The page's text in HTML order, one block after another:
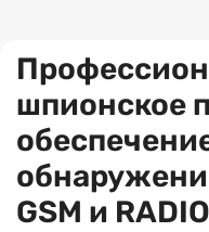
шпионское
GSM и RADIO